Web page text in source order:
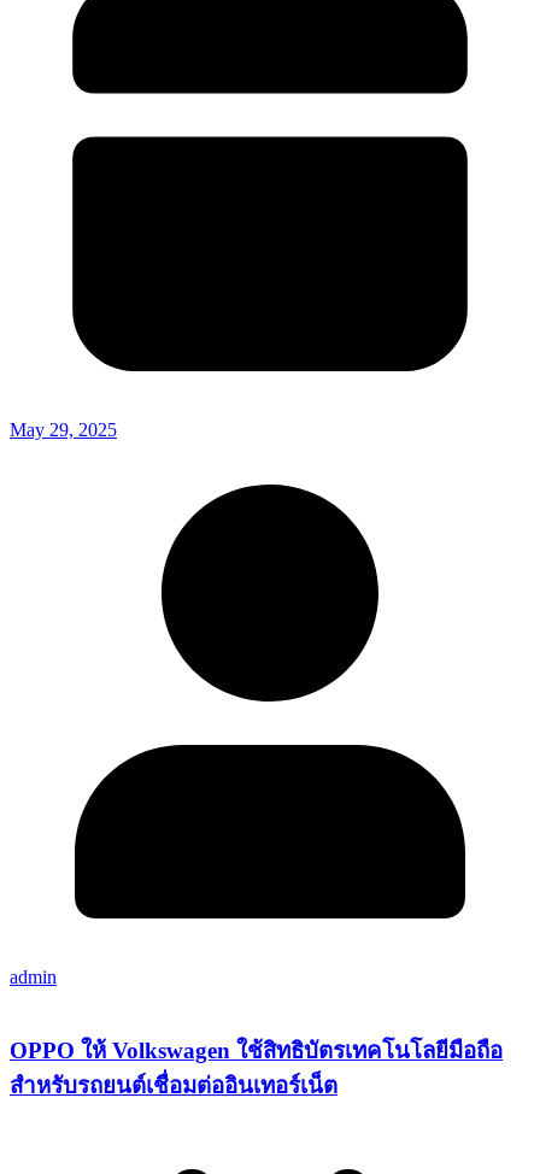
May 29, 2025
admin
OPPO ให้ Volkswagen ใช้สิทธิบัตรเทคโนโลยีมือถือ
สำหรับรถยนต์เชื่อมต่ออินเทอร์เน็ต